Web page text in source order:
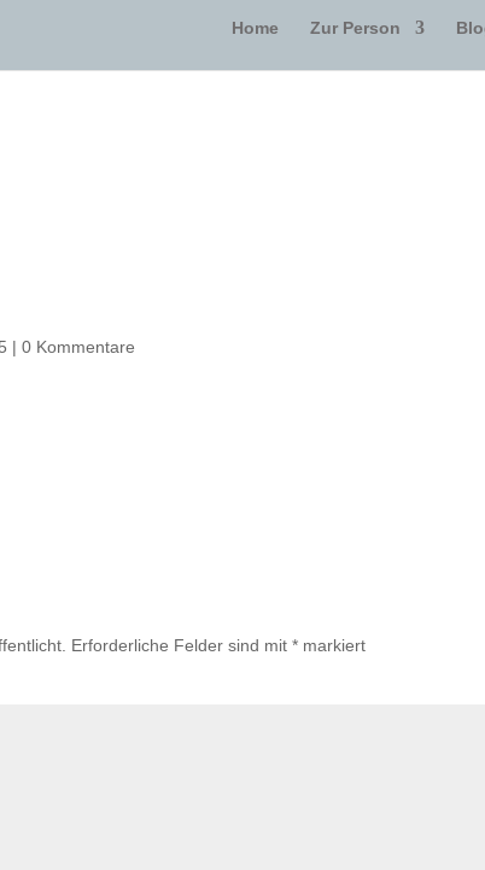
Home Zur Person
|0 Kommentare
Erforderliche Felder sind mit* markiert